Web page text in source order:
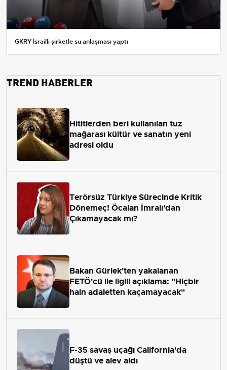
GKRY İsrailli şirketle su anlaşması yaptı
TREND HABERLER
Hititlerden beri kullanılan tuz
mağarası kültür ve sanatın yeni
adresi oldu
Terörsüz Türkiye Sürecinde Kritik
Dönemeç! Öcalan İmralı'dan
Çıkamayacak mı?
Bakan Gürlek'ten yakalanan
FETÖ'cü ile ilgili açıklama: "Hiçbir
hain adaletten kaçamayacak"
F-35 savaş uçağı California'da
düştü ve alev aldı